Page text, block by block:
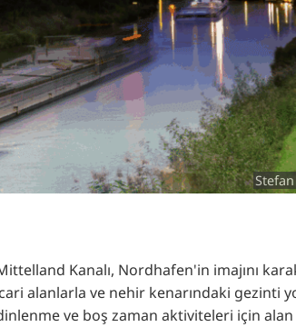
Kanalı, Nordhafen'in imajını
alanlarla ve nehir kenarındaki gezinti
ve boş zaman aktiviteleri için alan